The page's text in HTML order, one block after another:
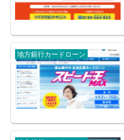
地方銀行カードローン